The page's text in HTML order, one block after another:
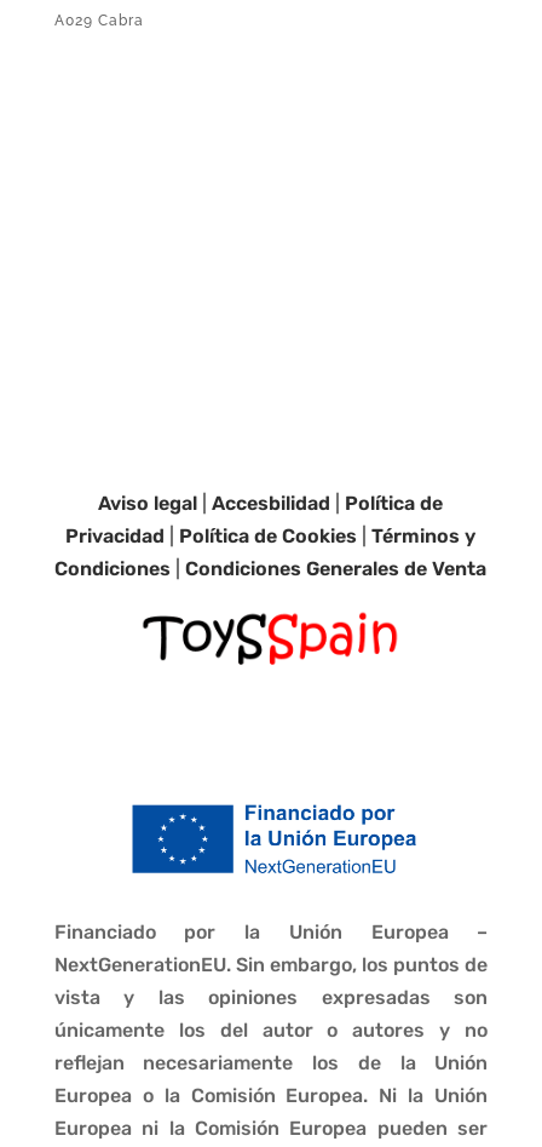
A029 Cabra
Aviso legal |Accesbilidad
Política de
Privacidad
Política de Cookies |Términos y
Condiciones |Condiciones Generales de Venta
Financiado por la Unión Europea –
NextGenerationEU. Sin embargo, los puntos de
vista y las opiniones expresadas son
únicamente los del autor o autores y no
reflejan necesariamente los de la Unión
Europea o la Comisión Europea. Ni la Unión
Europea ni la Comisión Europea pueden ser